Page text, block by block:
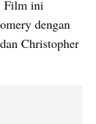
Film ini
dengan
Christopher